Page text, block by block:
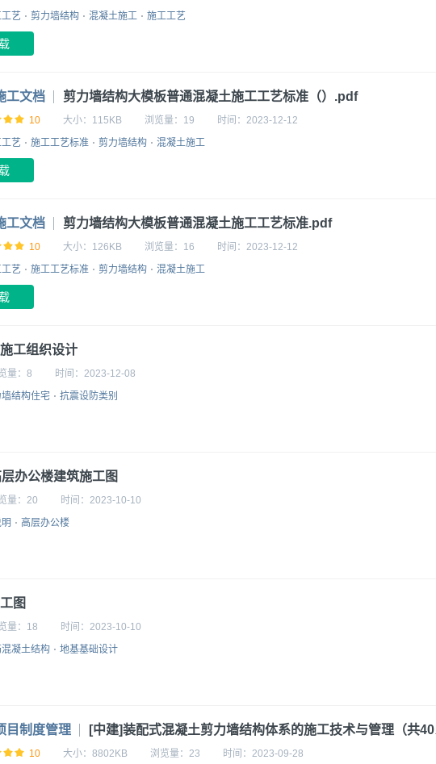
艺
剪力墙结构 混凝土施工 施工工艺
工文档 剪力墙结构大模板普通混凝土施工工艺标准（）.pdf
10 大小： 115KB 浏览量： 19 时间： 2023-12-12
艺
施工工艺标准 剪力墙结构 混凝土施工
工文档 剪力墙结构大模板普通混凝土施工工艺标准.pdf
10 大小： 126KB 浏览量： 16 时间： 2023-12-12
艺
施工工艺标准 剪力墙结构 混凝土施工
工组织设计
量： 8 时间： 2023-12-08
墙结构住宅 抗震设防类别
办公楼建筑施工图
量： 20 时间： 2023-10-10
高层办公楼
图
量： 18 时间： 2023-10-10
凝土结构 地基基础设计
目制度管理 [中建]装配式混凝土剪力墙结构体系的施工技术与管理（共40页）
10 大小： 8802KB 浏览量： 23 时间： 2023-09-28